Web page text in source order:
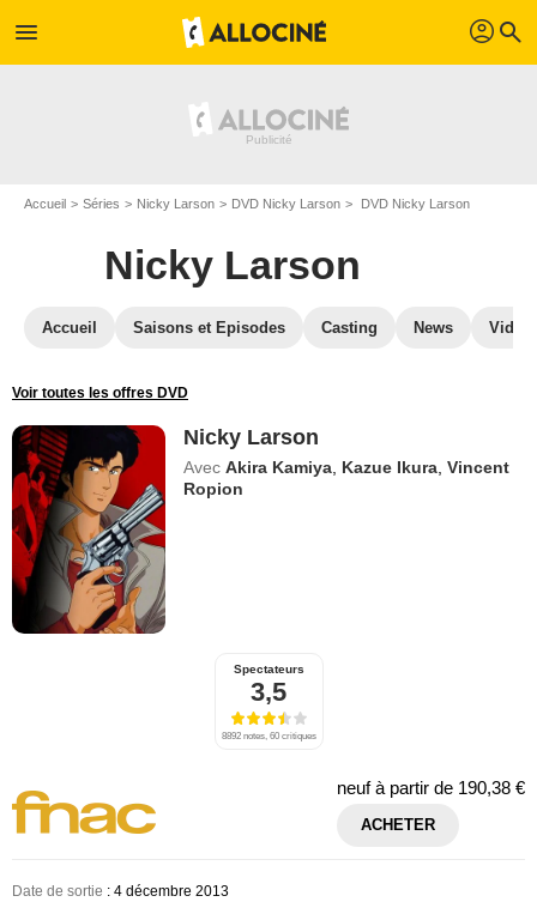
menu profil search
Accueil Séries Nicky Larson DVD Nicky Larson DVD Nicky Larson
Nicky Larson
Accueil Saisons et Episodes Casting News
Voir toutes les offres DVD
Nicky Larson
Avec Akira Kamiya Kazue Ikura ,Vincent
Ropion
Spectateurs
3,5
8892 notes, 60 critiques
neuf à partir de 190,38 €
ACHETER
Date de sortie : 4 décembre 2013